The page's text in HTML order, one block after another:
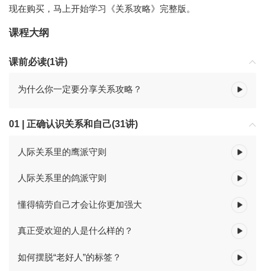
现在购买，马上开始学习《关系攻略》完整版。
课程大纲
课前必读(1讲)
为什么你一定要分享关系攻略？
01 | 正确认识关系和自己(31讲)
人际关系里的鹰派守则
人际关系里的鸽派守则
懂得犒劳自己才会让你更加强大
真正受欢迎的人是什么样的？
如何摆脱“老好人”的标签？